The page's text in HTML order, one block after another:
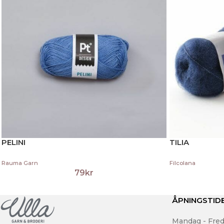
PELINI
Rauma Garn
79kr
TILIA
Filcolana
Mandag -